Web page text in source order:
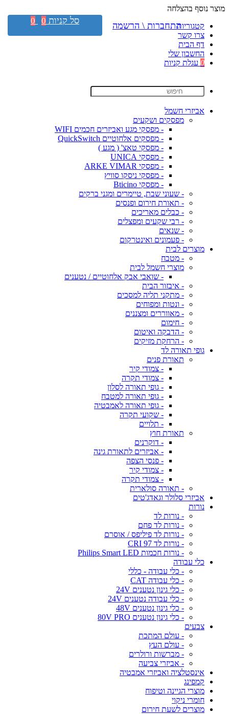
מוצר נוסף בהצלחה
קטגוריות
צרו קשר
דף הבית
החשבון שלי
0 עגלת קניות
אביזרי חשמל
מפסקים ושקעים
- מפסקי מגע ואביזרים חכמים WIFI
- מפסקים אלחוטיים QuickSwitch
- מפסקי טאצ' ( מגע )
- מפסקי UNICA
- מפסקי ARKE VIMAR
- מפסקי ניסקו סוויץ
- מפסקי Bticino
- שעוני שבת, טיימרים ומגני ברקים
- תאורת חירום ופנסים
- כבלים מאריכים
- רבי שקעים ומפצלים
- שנאים
- פעמונים ואינטרקום
מוצרים לבית
- מטבח
מוצרי חשמל לבית
- שואבי אבק אלחוטיים / נטענים
- איבזור הבית
- מתקני תליה למסכים
- ונטות ומפוחים
- מאווררים ומצננים
- חימום
- הדבקה ואיטום
- הרחקת מזיקים
גופי תאורה לד
תאורת פנים
- צמודי קיר
- צמודי תקרה
- גופי תאורה לסלון
- גופי תאורה למטבח
- גופי תאורה לאמבטיה
- שקועי תקרה
- תלויים
תאורת חוץ
- דוקרנים
- אביזרים לתאורת גינה
- פנסי הצפה
- צמודי קיר
- צמודי תקרה
- תאורה סולארית
אביזרי סלולר וגאדג'טים
נורות
- נורות לד
- נורות לד פחם
- נורות לד פיליפס / אוסרם
- נורות לד CRI 97
- נורות חכמות Philips Smart LED
כלי עבודה
- כלי עבודה - כללי
- כלי עבודה CAT
- כלי גינון נטענים 24V
- כלי עבודה נטענים 24V
- כלי גינון נטענים 48V
- כלי גינון נטענים 80V PRO
צבעים
- עולם המתכת
- עולם העץ
- מברשות ורולרים
- אביזרי צביעה
אינסטלציה ואביזרי אמבטיה
קמפינג
מוצרי הגיינה וטיפוח
חומרי ניקוי
מוצרים לשעת חירום
התחברות \ הרשמה סל קניות 0
0